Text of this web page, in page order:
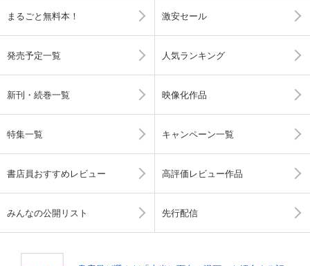
まるごと無料本！ 激安セール
発売予定一覧 人気ランキング
新刊・続巻一覧 映像化作品
特集一覧 キャンペーン一覧
書店員おすすめレビュー 高評価レビュー作品
みんなの公開リスト 先行配信